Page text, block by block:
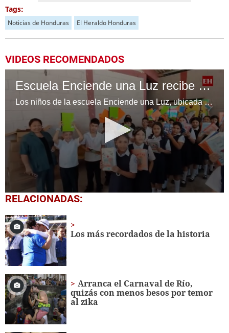
Tags:
Noticias de Honduras El Heraldo Honduras
VIDEOS RECOMENDADOS
Escuela Enciende una Luz recibe cuadernos Quick, gracias a la Maratón del Saber
Los niños de la escuela Enciende una Luz, ubicada en la colonia Altos de Santa Rosa, al sur de Tegucigalpa, recibieron cuadernos Quick como parte de la Campaña Maratón del Saber.
0
seconds
1
minute,
56
seconds
RELACIONADAS:
Los más recordados de la historia
Arranca el Carnaval de Río,
quizás con menos besos por temor
al zika